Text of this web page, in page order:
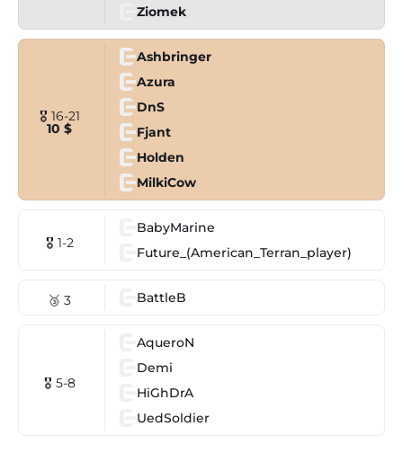
Ziomek
🎖 16-21
10 $
Ashbringer
Azura
DnS
Fjant
Holden
MilkiCow
🎖 1-2
BabyMarine
Future_(American_Terran_player)
🥉 3 BattleB
🎖 5-8
AqueroN
Demi
HiGhDrA
UedSoldier